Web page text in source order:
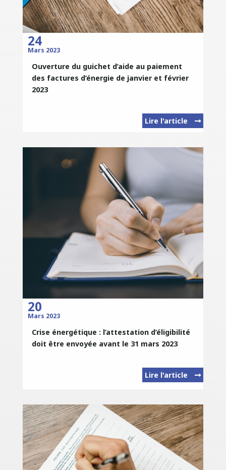
24
Mars 2023
Ouverture du guichet d’aide au paiement
des factures d’énergie de janvier et février
2023
Lire l'article
20
Mars 2023
Crise énergétique : l’attestation d’éligibilité
doit être envoyée avant le 31 mars 2023
Lire l'article